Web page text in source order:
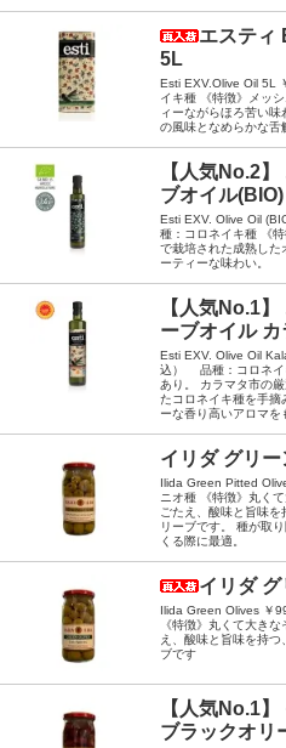
エスティ
5L
Esti EXV.Olive Oil 5L
イキ種 《特徴》メッ
ィーながらほろ苦い
の風味となめらかな舌
【人気No.2
ブオイル(BIO)
Esti EXV. Olive Oil
種：コロネイキ種 《
で栽培された成熟した
ーティーな味わい。
【人気No.1
ーブオイル カ
Esti EXV. Olive Oil
込） 品種：コロネイ
あり。 カラマタ市の
たコロネイキ種を手摘
ーな香り高いアロマを
イリダ グリ
Ilida Green Pitted
ニオ種 《特徴》丸く
ごたえ、酸味と旨味
リーブです。 種が取
くる際に最適。
イリダ
Ilida Green Olives ￥
《特徴》丸くて大き
え、酸味と旨味を持
ブです
【人気No.1
ブラックオリ